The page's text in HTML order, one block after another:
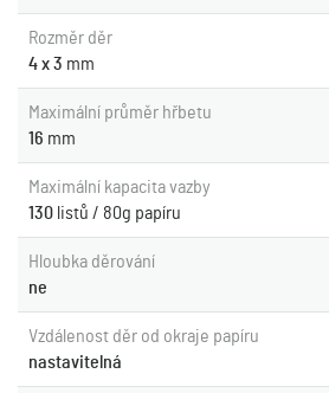
Rozměr děr
4 x 3 mm
Maximální průměr hřbetu
16 mm
Maximální kapacita vazby
130 listů / 80g papíru
Hloubka děrování
ne
Vzdálenost děr od okraje papíru
nastavitelná